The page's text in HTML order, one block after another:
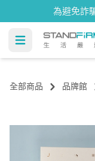
為避免詐
全部商品 品牌館